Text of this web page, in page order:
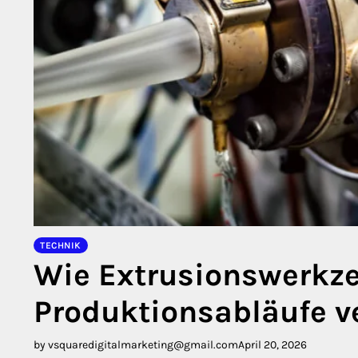
TECHNIK
Wie
Produktionsabläufe
by vsquaredigitalmarketing@gmail.comApril 20, 2026